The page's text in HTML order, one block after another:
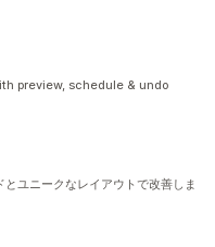
preview, schedule & undo
ユニークなレイアウトで改善しま